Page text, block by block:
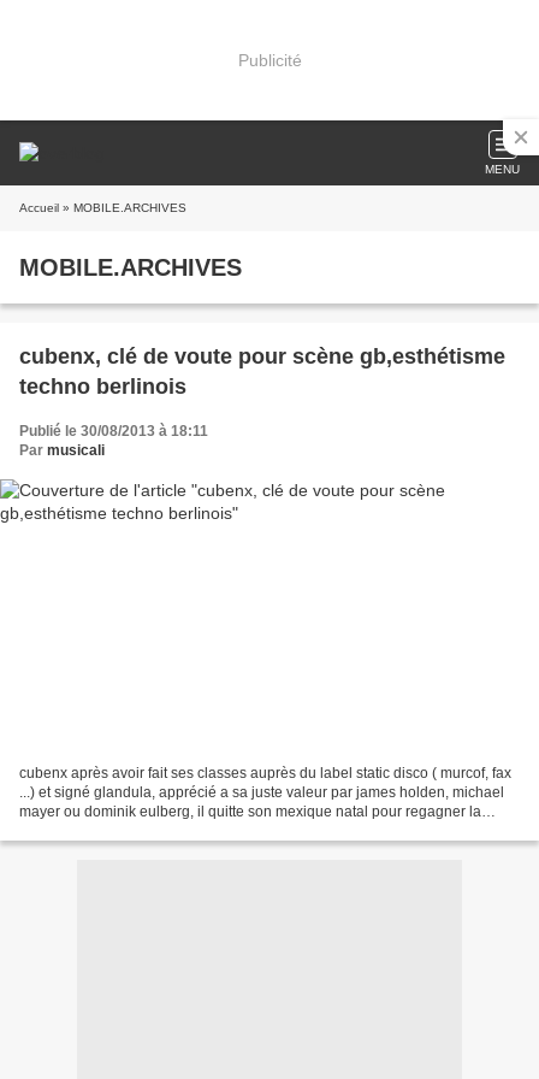
Publicité
MENU
Accueil » MOBILE.ARCHIVES
MOBILE.ARCHIVES
cubenx, clé de voute pour scène gb,esthétisme
techno berlinois
Publié le 30/08/2013 à 18:11
Par musicali
cubenx après avoir fait ses classes auprès du label static disco ( murcof, fax
...) et signé glandula, apprécié a sa juste valeur par james holden, michael
mayer ou dominik eulberg, il quitte son mexique natal pour regagner la